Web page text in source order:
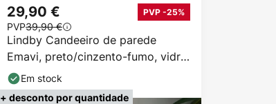
Lindby Candeeiro de parede
Emavi, preto/cinzento-fumo, vidro,
E27
29,90 € PVP -25%
PVP39,90 €
Em stock
+ desconto por quantidade